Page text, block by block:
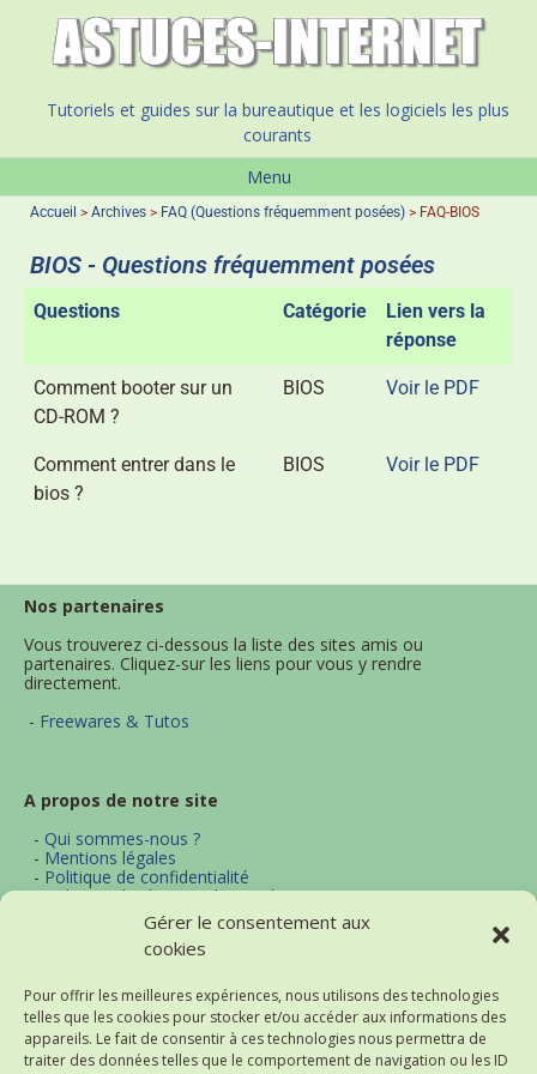
Gérer le consentement aux
cookies
Pour offrir les meilleures expériences, nous utilisons des technologies
telles que les cookies pour stocker et/ou accéder aux informations des
appareils. Le fait de consentir à ces technologies nous permettra de
traiter des données telles que le comportement de navigation ou les ID
Tutoriels et guides sur la bureautique et les logiciels les plus
courants
Menu
Accueil > Archives > FAQ (Questions fréquemment posées) > FAQ-BIOS
BIOS - Questions fréquemment posées
Questions Catégorie
Lien vers la
réponse
Comment booter sur un
CD-ROM ?
BIOS Voir le PDF
Comment entrer dans le
bios ?
BIOS Voir le PDF
Nos partenaires
Vous trouverez ci-dessous la liste des sites amis ou
partenaires. Cliquez-sur les liens pour vous y rendre
directement.
- Freewares & Tutos
A propos de notre site
- Qui sommes-nous ?
- Mentions légales
- Politique de confidentialité
-Politique d'utilisation des cookies
Actualités et thématiques